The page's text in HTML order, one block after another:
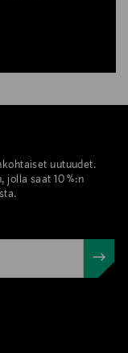
uutuudet.
jolla saat 10 %:n